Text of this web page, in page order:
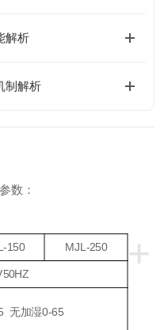
解析
制解析
数：
+
150 MJL-250
无加湿0-65